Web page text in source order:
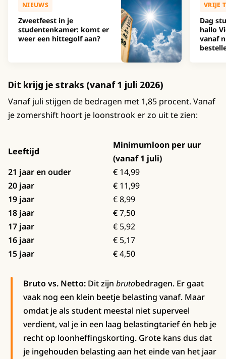
NIEUWS
Zweetfeest in je
studentenkamer: komt er
weer een hittegolf aan?
VRIJE
Dag
hallo
vanaf
Dit krijg je straks (vanaf 1 juli 2026)
Vanaf juli stijgen de bedragen met 1,85 procent. Vanaf
je zomershift hoort je loonstrook er zo uit te zien:
Leeftijd
Minimumloon per uur
(vanaf 1 juli)
21 jaar en ouder
€ 14,99
20 jaar
€ 11,99
19 jaar
€ 8,99
18 jaar
€ 7,50
17 jaar
€ 5,92
16 jaar
€ 5,17
15 jaar
€ 4,50
Bruto vs. Netto: Dit zijn brutobedragen. Er gaat
vaak nog een klein beetje belasting vanaf. Maar
omdat je als student meestal niet superveel
verdient, val je in een laag belastingtarief én heb je
recht op loonheffingskorting. Grote kans dus dat
je ingehouden belasting aan het einde van het jaar